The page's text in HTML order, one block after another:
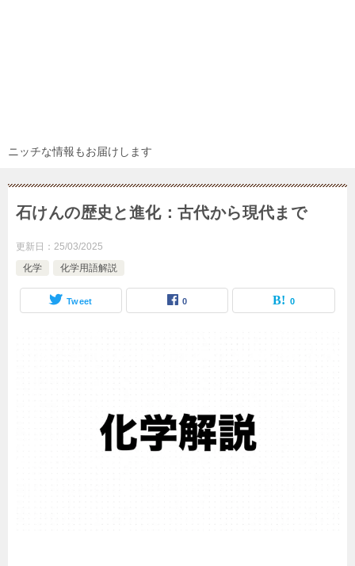
ニッチな情報もお届けします
石けんの歴史と進化：古代から現代まで
更新日： 25/03/2025
化学
化学用語解説
Tweet 0 0